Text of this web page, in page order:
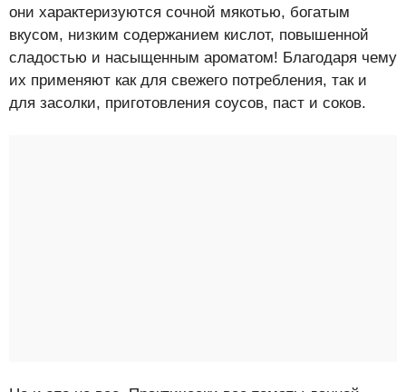
они характеризуются сочной мякотью, богатым
вкусом, низким содержанием кислот, повышенной
сладостью и насыщенным ароматом! Благодаря чему
их применяют как для свежего потребления, так и
для засолки, приготовления соусов, паст и соков.